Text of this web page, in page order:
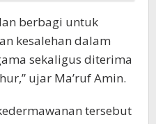
berbagi untuk
kesalehan dalam
sekaligus diterima
ujar Ma’ruf Amin.
tersebut